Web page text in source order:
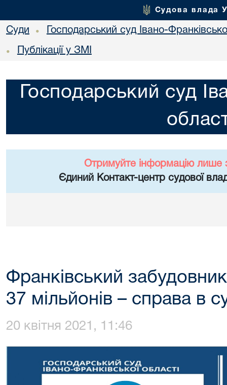
Судова влада
Суди • Господарський суд Івано-
• Публікації у ЗМІ
Господарський суд
Отримуйте інформацію лише
Єдиний Контакт-центр судової
Франківський
37 мільйонів – справа в
20 квітня 2021, 11:46